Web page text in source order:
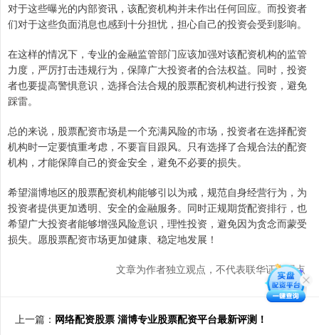
对于这些曝光的内部资讯，该配资机构并未作出任何回应。而投资者
们对于这些负面消息也感到十分担忧，担心自己的投资会受到影响。
在这样的情况下，专业的金融监管部门应该加强对该配资机构的监管
力度，严厉打击违规行为，保障广大投资者的合法权益。同时，投资
者也要提高警惧意识，选择合法合规的股票配资机构进行投资，避免
踩雷。
总的来说，股票配资市场是一个充满风险的市场，投资者在选择配资
机构时一定要慎重考虑，不要盲目跟风。只有选择了合规合法的配资
机构，才能保障自己的资金安全，避免不必要的损失。
希望淄博地区的股票配资机构能够引以为戒，规范自身经营行为，为
投资者提供更加透明、安全的金融服务。同时正规期货配资排行，也
希望广大投资者能够增强风险意识，理性投资，避免因为贪念而蒙受
损失。愿股票配资市场更加健康、稳定地发展！
文章为作者独立观点，不代表联华证券观点
上一篇： 网络配资股票 淄博专业股票配资平台最新评测！